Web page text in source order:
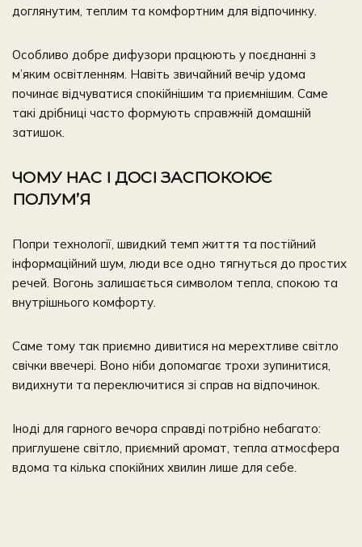
доглянутим, теплим та комфортним для відпочинку.
Особливо добре дифузори працюють у поєднанні з
м’яким освітленням. Навіть звичайний вечір удома
починає відчуватися спокійнішим та приємнішим. Саме
такі дрібниці часто формують справжній домашній
затишок.
ЧОМУ НАС І ДОСІ ЗАСПОКОЮЄ
ПОЛУМ’Я
Попри технології, швидкий темп життя та постійний
інформаційний шум, люди все одно тягнуться до простих
речей. Вогонь залишається символом тепла, спокою та
внутрішнього комфорту.
Саме тому так приємно дивитися на мерехтливе світло
свічки ввечері. Воно ніби допомагає трохи зупинитися,
видихнути та переключитися зі справ на відпочинок.
Іноді для гарного вечора справді потрібно небагато:
приглушене світло, приємний аромат, тепла атмосфера
вдома та кілька спокійних хвилин лише для себе.